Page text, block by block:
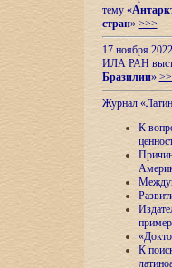
тему «
стран» >>>
17 ноября
ИЛА РАН
Бразилии»
Журнал
К
К